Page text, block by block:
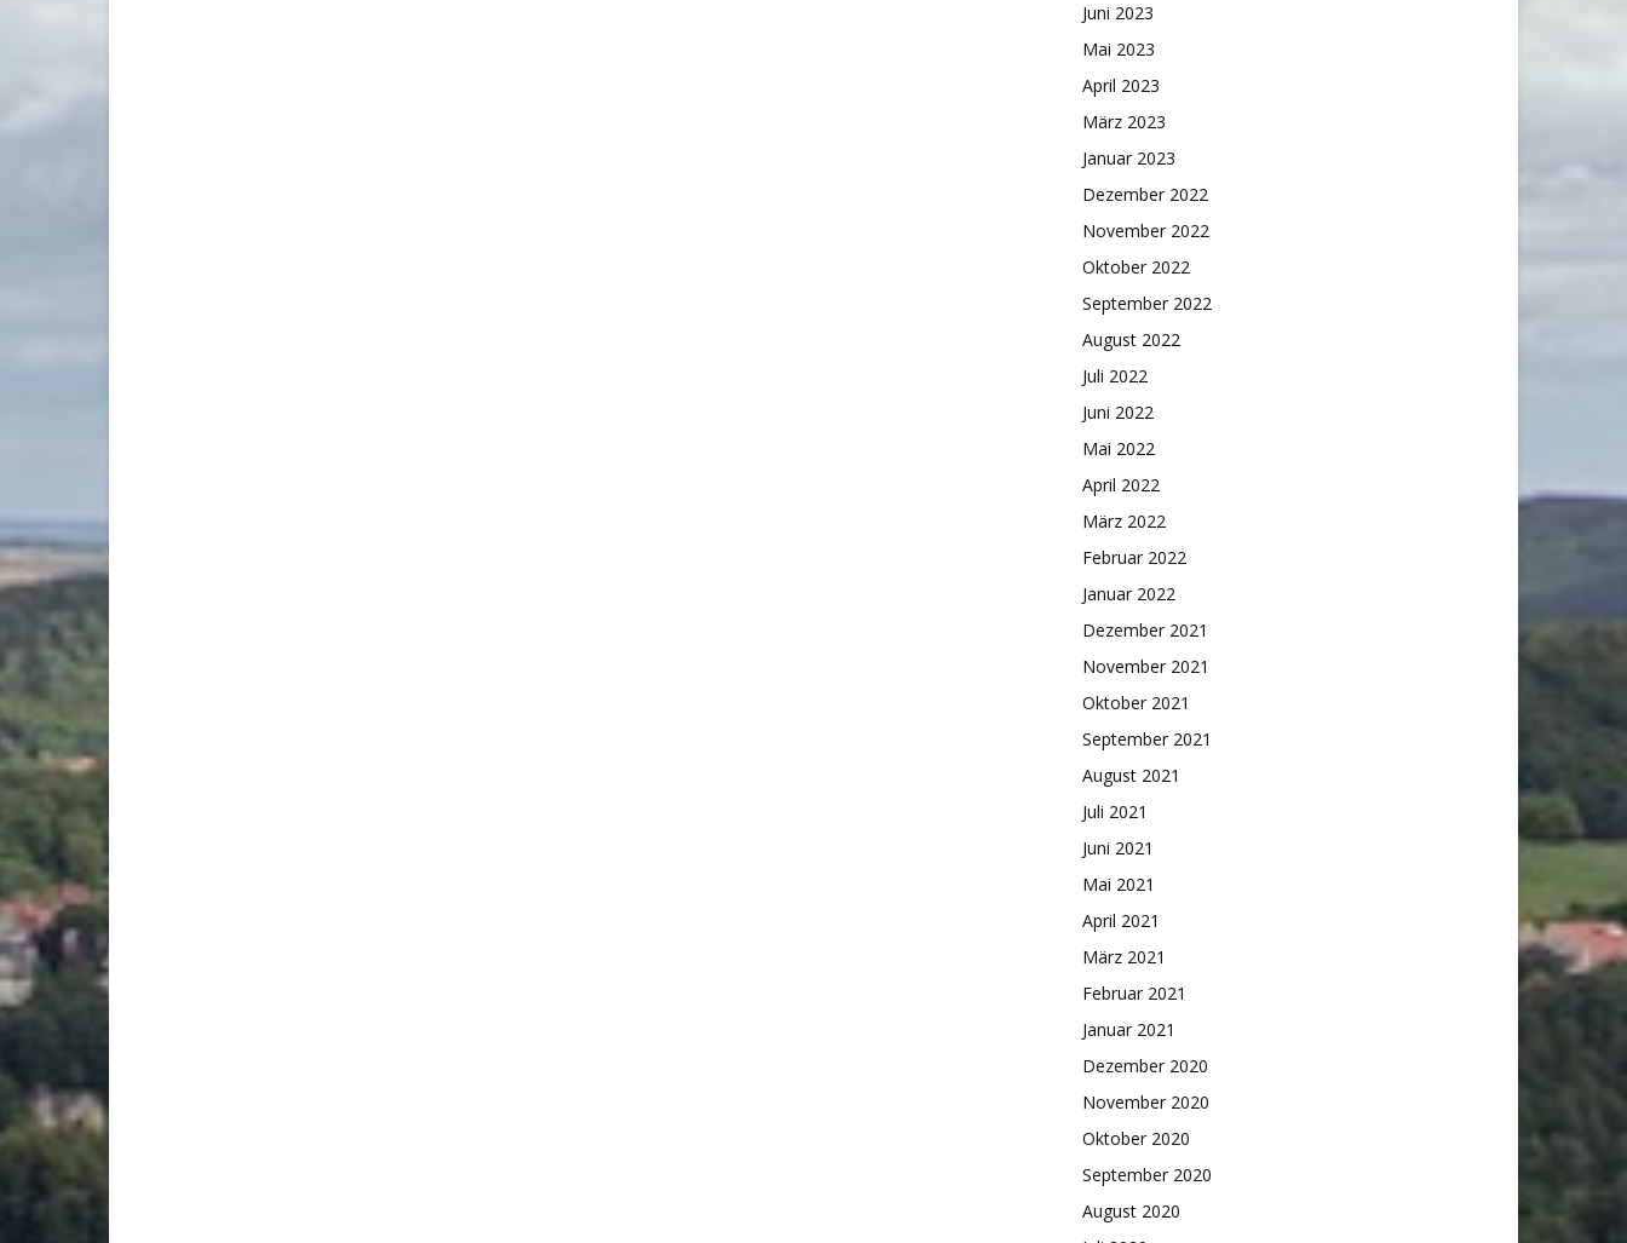
Juni 2023
Mai 2023
April 2023
März 2023
Januar 2023
Dezember 2022
November 2022
Oktober 2022
September 2022
August 2022
Juli 2022
Juni 2022
Mai 2022
April 2022
März 2022
Februar 2022
Januar 2022
Dezember 2021
November 2021
Oktober 2021
September 2021
August 2021
Juli 2021
Juni 2021
Mai 2021
April 2021
März 2021
Februar 2021
Januar 2021
Dezember 2020
November 2020
Oktober 2020
September 2020
August 2020